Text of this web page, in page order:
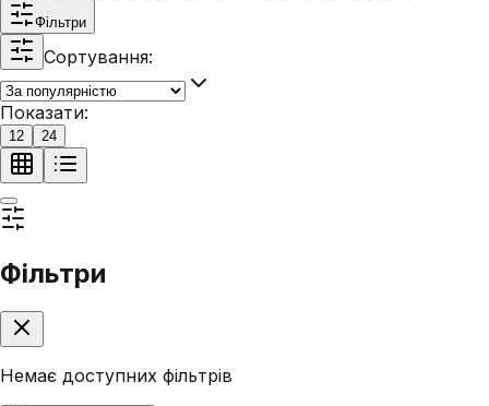
Фільтри
Сортування:
Показати:
12 24
Фільтри
Немає доступних фільтрів